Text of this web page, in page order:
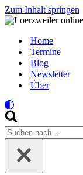
Zum Inhalt springen
Home
Termine
Blog
Newsletter
Über
Suchen
nach …